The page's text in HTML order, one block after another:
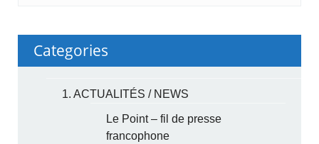
Categories
1. ACTUALITÉS / NEWS
Le Point – fil de presse
francophone